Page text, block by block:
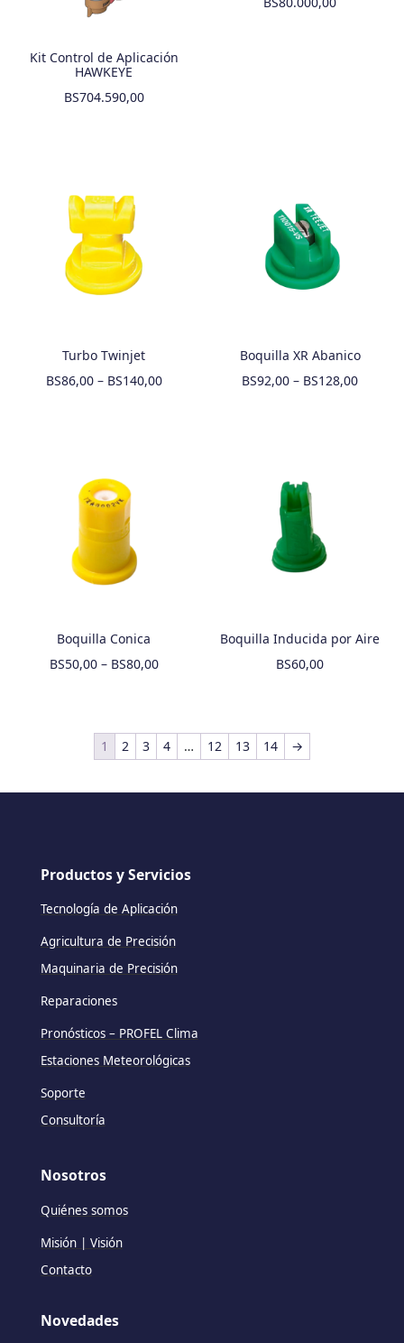
Kit Control de Aplicación
HAWKEYE
BS704.590,00
Turbo Twinjet
BS86,00– BS140,00
Boquilla XR Abanico
BS92,00 – BS128,00
Boquilla Conica
BS50,00– BS80,00
Boquilla Inducida por Aire
BS60,00
1 2 3 4 … 12 13 14 →
Productos y Servicios
Tecnología de Aplicación
Agricultura de Precisión
Maquinaria de Precisión
Reparaciones
Pronósticos – PROFEL Clima
Estaciones Meteorológicas
Soporte
Consultoría
Nosotros
Quiénes somos
Misión | Visión
Contacto
Novedades